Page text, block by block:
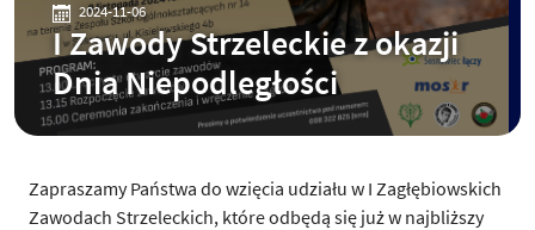
2024-11-06
I Zawody Strzeleckie z okazji
Dnia Niepodległości
Zapraszamy Państwa do wzięcia udziału w I Zagłębiowskich
Zawodach Strzeleckich, które odbędą się już w najbliższy